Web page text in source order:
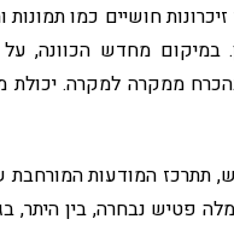
חושיים כמו
במיקום מחדש הכוונה,
ממקרה למקרה. יכולת
המודעות המורחבת
פטיש נבחרה, בין היתר,